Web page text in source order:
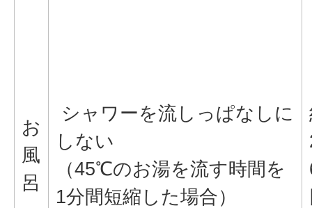
お
風
呂
シャワーを流しっぱなしに
しない
（45℃のお湯を流す時間を
1分間短縮した場合）